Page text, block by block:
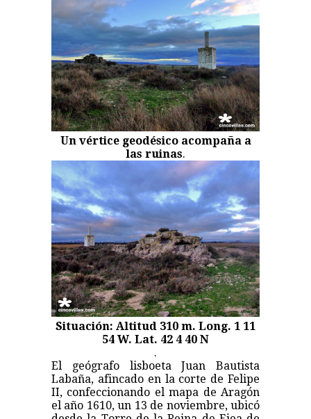
Un vértice geodésico acompaña a
las ruinas.
Situación: Altitud 310 m. Long. 1 11
54 W. Lat. 42 4 40 N
.
El geógrafo lisboeta Juan Bautista
Labaña, afincado en la corte de Felipe
II, confeccionando el mapa de Aragón
el año 1610, un 13 de noviembre, ubicó